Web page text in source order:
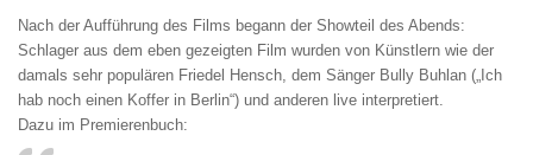
Nach der Aufführung des Films begann der Showteil des Abends:
Schlager aus dem eben gezeigten Film wurden von Künstlern wie der
damals sehr populären Friedel Hensch, dem Sänger Bully Buhlan („Ich
hab noch einen Koffer in Berlin“) und anderen live interpretiert.
Dazu im Premierenbuch: